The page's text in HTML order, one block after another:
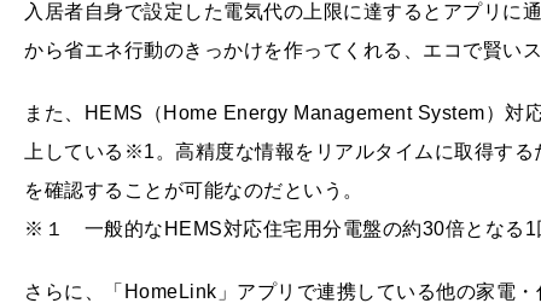
入居者自身で設定した電気代の上限に達するとアプリに
から省エネ行動のきっかけを作ってくれる、エコで賢い
また、HEMS（Home Energy Management System）対
上している※1。高精度な情報をリアルタイムに取得す
を確認することが可能なのだという。
※１ 一般的なHEMS対応住宅用分電盤の約30倍となる1
さらに、「HomeLink」アプリで連携している他の家電